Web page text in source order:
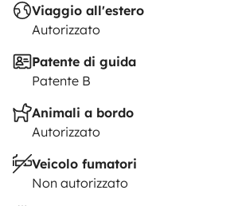
Viaggio all'estero
Autorizzato
Patente di guida
Patente B
Animali a bordo
Autorizzato
Veicolo fumatori
Non autorizzato